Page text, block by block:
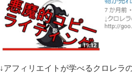
↓アフィリエイトが学べるクロレラ